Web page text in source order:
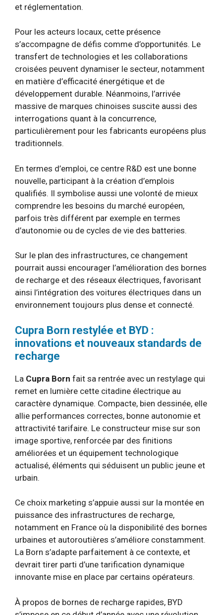
et réglementation.
Pour les acteurs locaux, cette présence
s’accompagne de défis comme d’opportunités. Le
transfert de technologies et les collaborations
croisées peuvent dynamiser le secteur, notamment
en matière d’efficacité énergétique et de
développement durable. Néanmoins, l’arrivée
massive de marques chinoises suscite aussi des
interrogations quant à la concurrence,
particulièrement pour les fabricants européens plus
traditionnels.
En termes d’emploi, ce centre R&D est une bonne
nouvelle, participant à la création d’emplois
qualifiés. Il symbolise aussi une volonté de mieux
comprendre les besoins du marché européen,
parfois très différent par exemple en termes
d’autonomie ou de cycles de vie des batteries.
Sur le plan des infrastructures, ce changement
pourrait aussi encourager l’amélioration des bornes
de recharge et des réseaux électriques, favorisant
ainsi l’intégration des voitures électriques dans un
environnement toujours plus dense et connecté.
Cupra Born restylée et BYD :
innovations et nouveaux standards de
recharge
La Cupra Born fait sa rentrée avec un restylage qui
remet en lumière cette citadine électrique au
caractère dynamique. Compacte, bien dessinée, elle
allie performances correctes, bonne autonomie et
attractivité tarifaire. Le constructeur mise sur son
image sportive, renforcée par des finitions
améliorées et un équipement technologique
actualisé, éléments qui séduisent un public jeune et
urbain.
Ce choix marketing s’appuie aussi sur la montée en
puissance des infrastructures de recharge,
notamment en France où la disponibilité des bornes
urbaines et autoroutières s’améliore constamment.
La Born s’adapte parfaitement à ce contexte, et
devrait tirer parti d’une tarification dynamique
innovante mise en place par certains opérateurs.
À propos de bornes de recharge rapides, BYD